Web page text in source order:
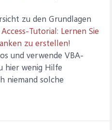
zu den Grundlagen
Access-Tutorial: Lernen Sie
zu erstellen!
und verwende VBA-
hier wenig Hilfe
niemand solche